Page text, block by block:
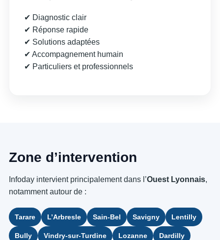
✔ Diagnostic clair
✔ Réponse rapide
✔ Solutions adaptées
✔ Accompagnement humain
✔ Particuliers et professionnels
Zone d’intervention
Infoday intervient principalement dans l’Ouest Lyonnais,
notamment autour de :
Tarare L’Arbresle Sain-Bel Savigny Lentilly
Bully Vindry-sur-Turdine Lozanne Dardilly